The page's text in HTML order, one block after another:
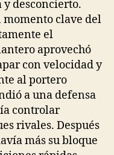
desconcierto.
momento clave del
el
aprovechó
con velocidad y
al portero
a una defensa
controlar
rivales. Después
más su bloque